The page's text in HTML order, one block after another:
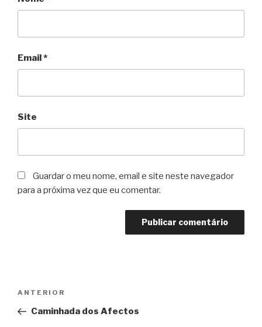
Email*
Site
Guardar o meu nome, email e site neste navegador
para a próxima vez que eu comentar.
artigos
Conteúdo
anterior
ANTERIOR
Caminhada dos Afectos